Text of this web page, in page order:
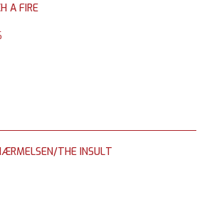
A FIRE
THE INSULT